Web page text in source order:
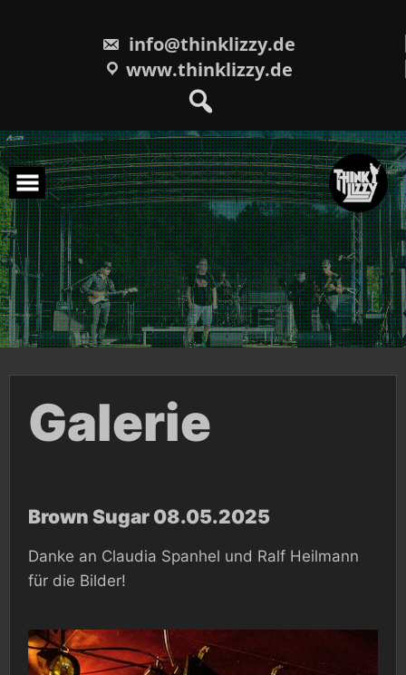
info@thinklizzy.de
www.thinklizzy.de
Galerie
Brown Sugar 08.05.2025
Danke an Claudia Spanhel und Ralf Heilmann
für die Bilder!